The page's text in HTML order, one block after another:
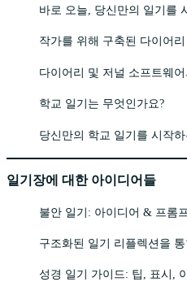
바로 오늘, 당신만의 일기를
작가를 위해 구축된 다이어
다이어리 및 저널 소프트웨
학교 일기는 무엇인가요?
당신만의 학교 일기를 시작
일기장에 대한 아이디어들
불안 일기: 아이디어 & 프롬
구조화된 일기 리플렉션을 통
성경 일기 가이드: 팁, 표시,